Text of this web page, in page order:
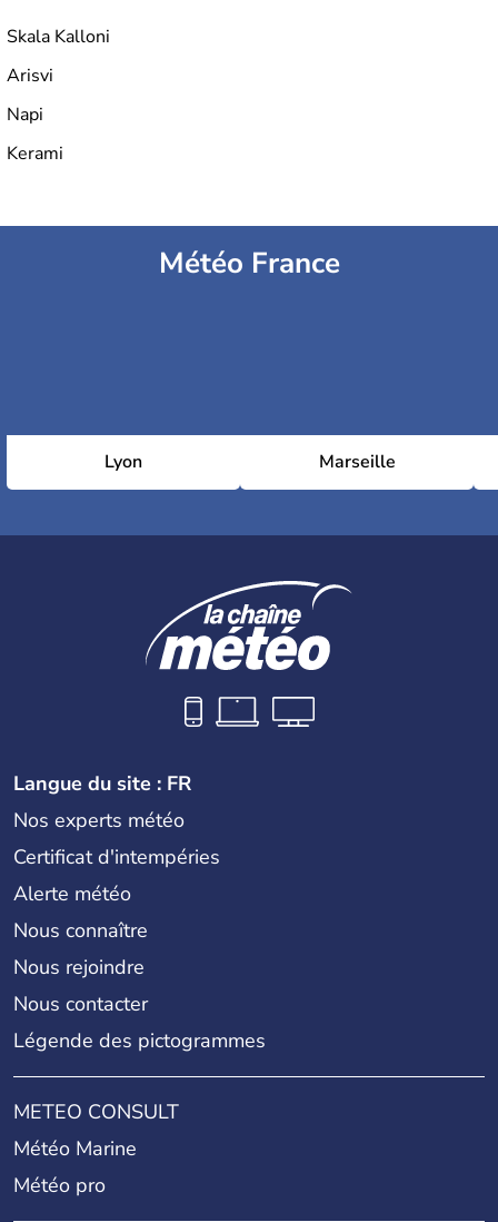
Skala Kalloni
Arisvi
Napi
Kerami
Météo France
Lyon Marseille
Langue du site : FR
Nos experts météo
Certificat d'intempéries
Alerte météo
Nous connaître
Nous rejoindre
Nous contacter
Légende des pictogrammes
METEO CONSULT
Météo Marine
Météo pro